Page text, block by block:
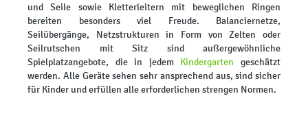
und Seile sowie Kletterleitern mit beweglichen Ringen
bereiten besonders viel Freude. Balanciernetze,
Seilübergänge, Netzstrukturen in Form von Zelten oder
Seilrutschen mit Sitz sind außergewöhnliche
Spielplatzangebote, die in jedem Kindergartengeschätzt
werden. Alle Geräte sehen sehr ansprechend aus, sind sicher
für Kinder und erfüllen alle erforderlichen strengen Normen.